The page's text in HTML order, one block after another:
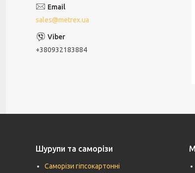
sales@metrex.ua
+380932183884
Шурупи та саморізи
Саморізи гіпсокартонні